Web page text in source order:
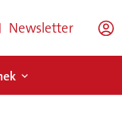
Newsletter